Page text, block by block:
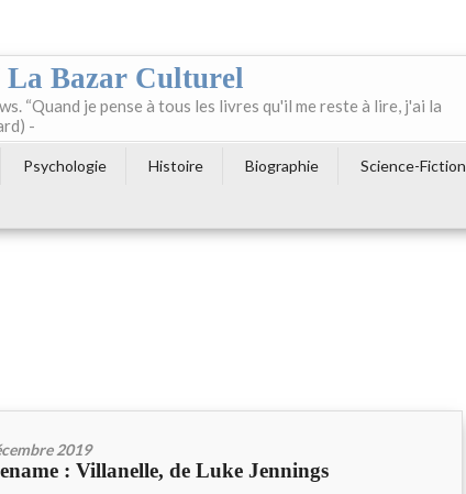
Bazar Culturel
“Quand je pense à tous les livres qu'il me reste à lire, j'ai la
-
Psychologie Histoire Biographie Science-Fiction
2019
: Villanelle, de Luke Jennings